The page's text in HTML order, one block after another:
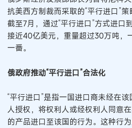
抗美西方制裁而采取的“平行进口”策
截至7月，通过“平行进口”方式进口
接近40亿美元，重量超过30万吨，
一番。
俄政府推动“平行进口”合法化
“平行进口”是指一国进口商未经在
人授权，将权利人或经权利人同意
的产品进口至该国的行为。这种行